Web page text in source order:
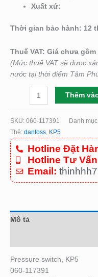
Xuất
Thời gian bảo hành: 12
Thuế VAT: Giá chưa gồm
(Mức thuế VAT sẽ được
nước tại thời điểm Tâm
Thêm
SKU: 060-117391 Danh
Thẻ: danfoss, KP5
Hotline Đặt
Hotline Tư
Email:
Mô tả
Pressure switch, KP5
060-117391